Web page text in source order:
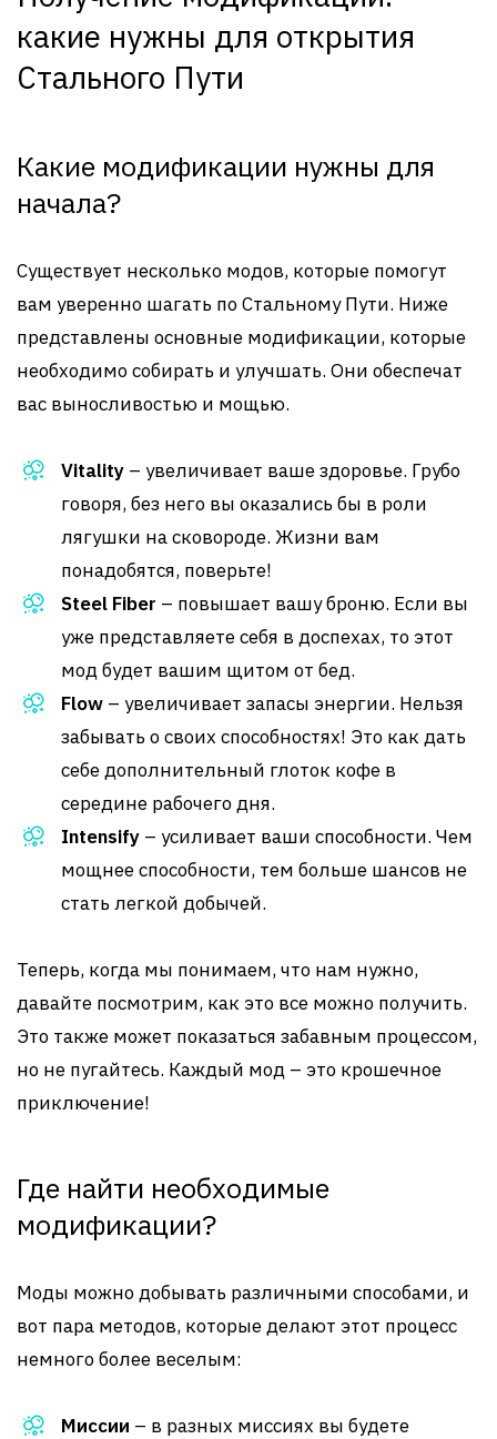
какие нужны для открытия
Стального Пути
Какие модификации нужны для
начала?
Существует несколько модов, которые помогут
вам уверенно шагать по Стальному Пути. Ниже
представлены основные модификации, которые
необходимо собирать и улучшать. Они обеспечат
вас выносливостью и мощью.
Vitality – увеличивает ваше здоровье. Грубо
говоря, без него вы оказались бы в роли
лягушки на сковороде. Жизни вам
понадобятся, поверьте!
Steel Fiber – повышает вашу броню. Если вы
уже представляете себя в доспехах, то этот
мод будет вашим щитом от бед.
Flow – увеличивает запасы энергии. Нельзя
забывать о своих способностях! Это как дать
себе дополнительный глоток кофе в
середине рабочего дня.
Intensify – усиливает ваши способности. Чем
мощнее способности, тем больше шансов не
стать легкой добычей.
Теперь, когда мы понимаем, что нам нужно,
давайте посмотрим, как это все можно получить.
Это также может показаться забавным процессом,
но не пугайтесь. Каждый мод – это крошечное
приключение!
Где найти необходимые
модификации?
Моды можно добывать различными способами, и
вот пара методов, которые делают этот процесс
немного более веселым:
Миссии – в разных миссиях вы будете